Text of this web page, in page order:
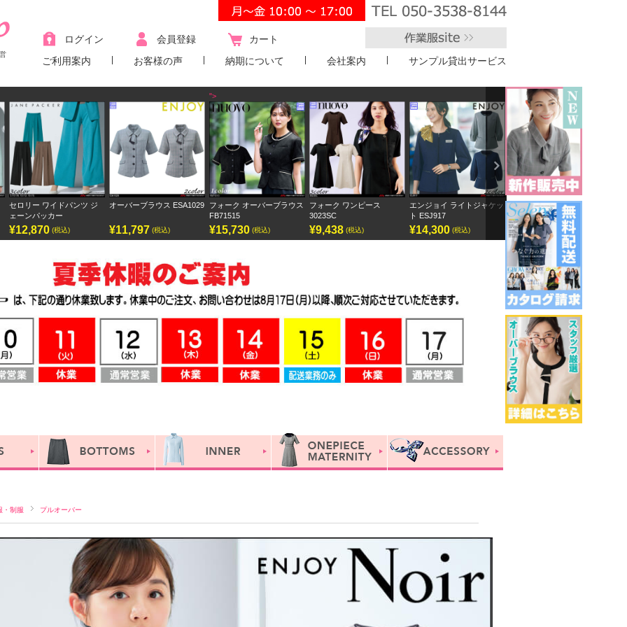
ログイン 会員登録
カート
ご利用案内
お客様の声 納期について 会社案内 サンプル貸出サービス
セロリー ワイドパンツ ジ
ェーンパッカー
¥12,870 (税込)
オーバーブラウス ESA1029
¥11,797 (税込)
">
フォーク オーバーブラウス
FB71515
¥15,730 (税込)
フォーク ワンピース
3023SC
¥9,438 (税込)
エンジョイ ライトジャケッ
ト ESJ917
¥14,300 (税込)
ボンオフィス キュロット
AC3217
¥9,295 (税込)
Next
・制服 プルオーバー